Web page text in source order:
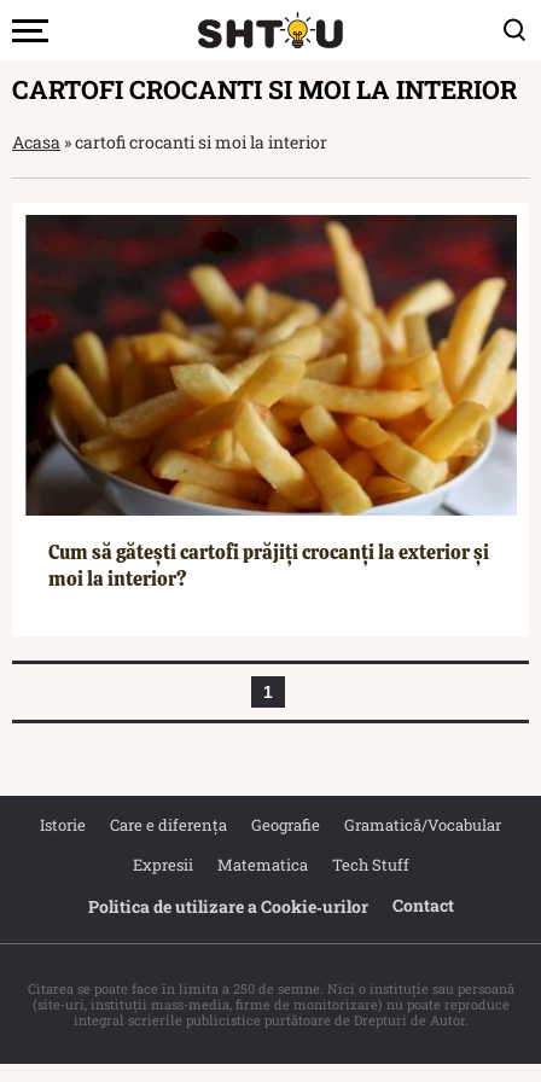
CARTOFI CROCANTI SI MOI LA INTERIOR
Acasa »cartofi crocanti si moi la interior
Cum să gătești cartofi prăjiți crocanți la exterior și
moi la interior?
1
Istorie Care e diferența Geografie
Gramatică/Vocabular
Expresii
Matematica Tech Stuff
Politica de utilizare a Cookie‐urilor Contact
Citarea se poate face în limita a 250 de semne. Nici o instituţie sau persoană
(site-uri, instituţii mass-media, firme de monitorizare) nu poate reproduce
integral scrierile publicistice purtătoare de Drepturi de Autor.